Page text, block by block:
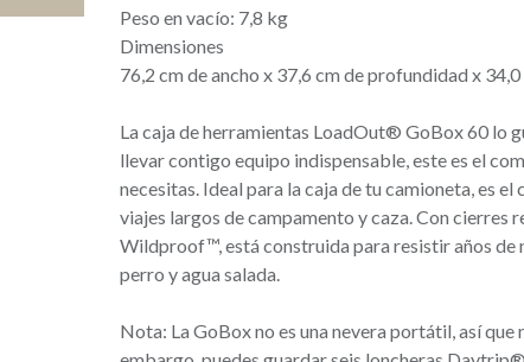
Peso en vacío: 7,8 kg
Dimensiones
76,2 cm de ancho x 37,6 cm de profundidad x
La caja de herramientas LoadOut® GoBox 60 lo
llevar contigo equipo indispensable, este es el
necesitas. Ideal para la caja de tu camioneta, es el
viajes largos de campamento y caza. Con cierres
Wildproof™, está construida para resistir años de
perro y agua salada.
Nota: La GoBox no es una nevera portátil, así que